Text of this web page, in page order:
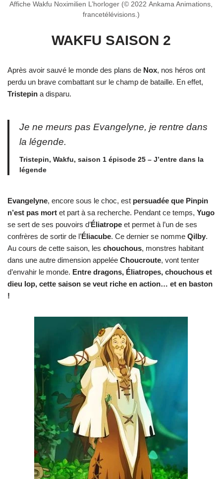
Affiche Wakfu Noximilien L’horloger (© 2022 Ankama Animations,
francetélévisions.)
WAKFU SAISON 2
Après avoir sauvé le monde des plans de Nox, nos héros ont
perdu un brave combattant sur le champ de bataille. En effet,
Tristepin a disparu.
Je ne meurs pas Evangelyne, je rentre dans
la légende.
Tristepin, Wakfu, saison 1 épisode 25 – J’entre dans la
légende
Evangelyne, encore sous le choc, est persuadée que Pinpin
n’est pas mort et part à sa recherche. Pendant ce temps, Yugo
se sert de ses pouvoirs d’Éliatrope et permet à l’un de ses
confrères de sortir de l’Éliacube. Ce dernier se nomme Qilby.
Au cours de cette saison, les chouchous, monstres habitant
dans une autre dimension appelée Choucroute, vont tenter
d’envahir le monde. Entre dragons, Éliatropes, chouchous et
dieu Iop, cette saison se veut riche en action… et en baston
!